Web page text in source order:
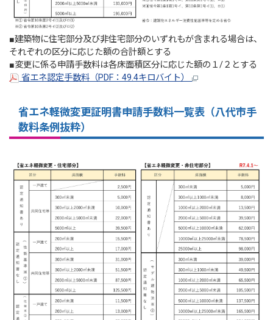
■建築物に住宅部分及び非住宅部分のいずれもが含まれる場合は、
それぞれの区分に応じた額の合計額とする
■変更に係る申請手数料は各床面積区分に応じた額の１/２とする
省エネ認定手数料（PDF：49.4キロバイト）
省エネ軽微変更証明書申請手数料一覧表（八代市手
数料条例抜粋）